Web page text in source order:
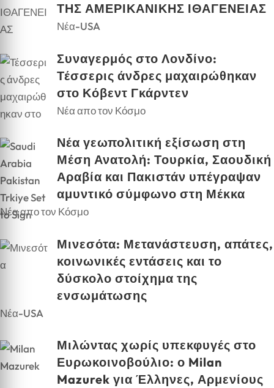
ΤΗΣ ΑΜΕΡΙΚΑΝΙΚΗΣ ΙΘΑΓΕΝΕΙΑΣ
Νέα-USA
Συναγερμός στο Λονδίνο:
Τέσσερις άνδρες μαχαιρώθηκαν
στο Κόβεντ Γκάρντεν
Νέα απο τον Κόσμο
Νέα γεωπολιτική εξίσωση στη
Μέση Ανατολή: Τουρκία, Σαουδική
Αραβία και Πακιστάν υπέγραψαν
αμυντικό σύμφωνο στη Μέκκα
Νέα απο τον Κόσμο
Μινεσότα: Μετανάστευση, απάτες,
κοινωνικές εντάσεις και το
δύσκολο στοίχημα της
ενσωμάτωσης
Νέα-USA
Μιλώντας χωρίς υπεκφυγές στο
Ευρωκοινοβούλιο: ο Milan
Mazurek για Έλληνες, Αρμενίους